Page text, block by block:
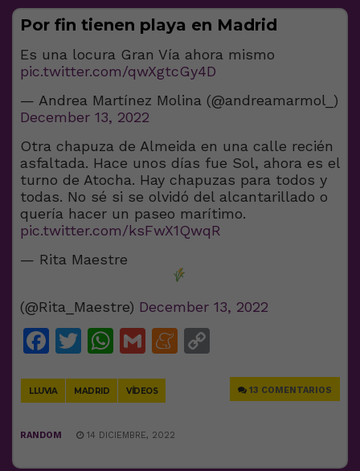
Por fin tienen playa en Madrid
Es una locura Gran Vía ahora mismo
pic.twitter.com/qwXgtcGy4D
— Andrea Martínez Molina (@andreamarmol_)
December 13, 2022
Otra chapuza de Almeida en una calle recién
asfaltada. Hace unos días fue Sol, ahora es el
turno de Atocha. Hay chapuzas para todos y
todas. No sé si se olvidó del alcantarillado o
quería hacer un paseo marítimo.
pic.twitter.com/ksFwX1QwqR
— Rita Maestre
(@Rita_Maestre) December 13, 2022
Facebook
Twitter
WhatsApp
GmailMeneame
LLUVIA MADRID VÍDEOS 13 COMENTARIOS
RANDOM 14 DICIEMBRE, 2022